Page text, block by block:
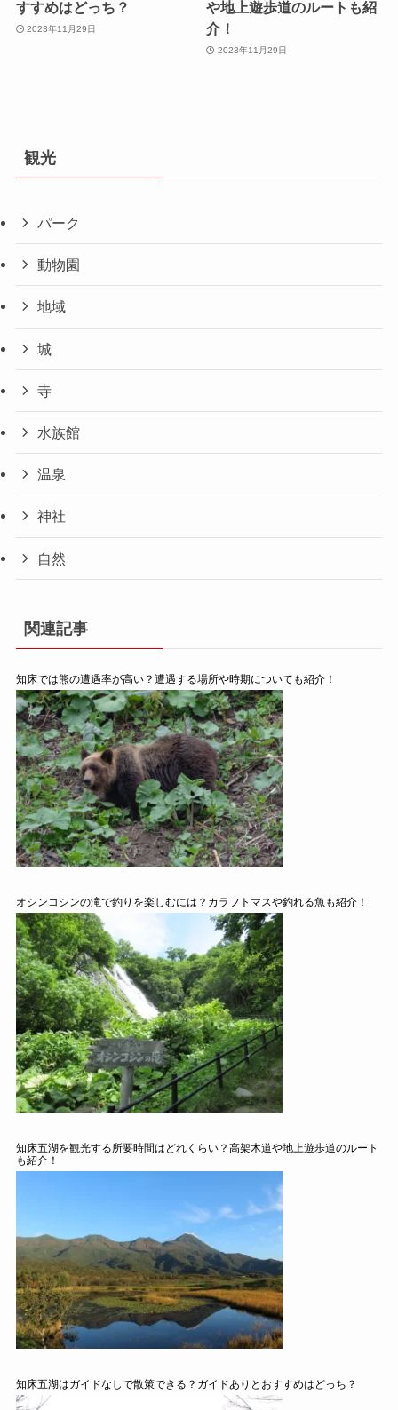
すすめはどっち？
2023年11月29日
や地上遊歩道のルートも紹
介！
2023年11月29日
観光
パーク
動物園
地域
城
寺
水族館
温泉
神社
自然
関連記事
知床では熊の遭遇率が高い？遭遇する場所や時期についても紹介！
オシンコシンの滝で釣りを楽しむには？カラフトマスや釣れる魚も紹介！
知床五湖を観光する所要時間はどれくらい？高架木道や地上遊歩道のルート
も紹介！
知床五湖はガイドなしで散策できる？ガイドありとおすすめはどっち？